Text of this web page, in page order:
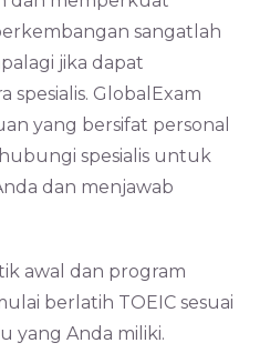
sangatlah
jika dapat
spesialis. GlobalExam
yang bersifat personal
spesialis untuk
dan menjawab
awal dan program
berlatih TOEIC sesuai
yang Anda miliki.